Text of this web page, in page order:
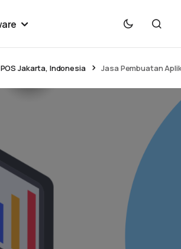
Jakarta, Indonesia Jasa Pembuatan